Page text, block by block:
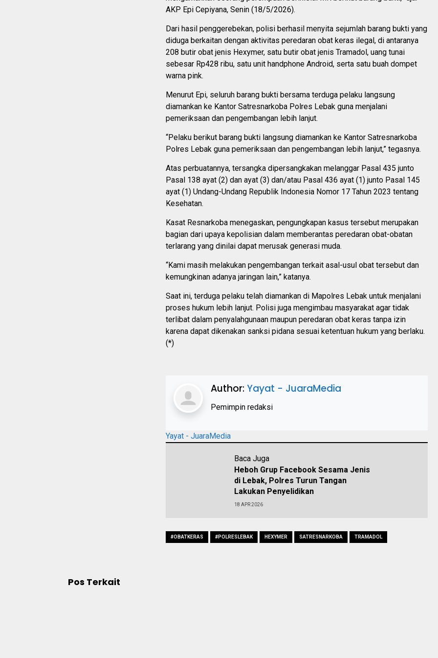
AKP Epi Cepiyana, Senin (18/5/2026).
Dari hasil penggerebekan, polisi berhasil menyita sejumlah barang bukti yang
diduga berkaitan dengan aktivitas peredaran obat keras ilegal, di antaranya
208 butir obat jenis Hexymer, satu butir obat jenis Tramadol, uang tunai
sebesar Rp428 ribu, satu unit handphone Android, serta satu buah dompet
warna pink.
Menurut Epi, seluruh barang bukti bersama terduga pelaku langsung
diamankan ke Kantor Satresnarkoba Polres Lebak guna menjalani
pemeriksaan dan pengembangan lebih lanjut.
“Pelaku berikut barang bukti langsung diamankan ke Kantor Satresnarkoba
Polres Lebak guna pemeriksaan dan pengembangan lebih lanjut,” tegasnya.
Atas perbuatannya, tersangka dipersangkakan melanggar Pasal 435 junto
Pasal 138 ayat (2) dan ayat (3) dan/atau Pasal 436 ayat (1) junto Pasal 145
ayat (1) Undang-Undang Republik Indonesia Nomor 17 Tahun 2023 tentang
Kesehatan.
Kasat Resnarkoba menegaskan, pengungkapan kasus tersebut merupakan
bagian dari upaya kepolisian dalam memberantas peredaran obat-obatan
terlarang yang dinilai dapat merusak generasi muda.
“Kami masih melakukan pengembangan terkait asal-usul obat tersebut dan
kemungkinan adanya jaringan lain,” katanya.
Saat ini, terduga pelaku telah diamankan di Mapolres Lebak untuk menjalani
proses hukum lebih lanjut. Polisi juga mengimbau masyarakat agar tidak
terlibat dalam penyalahgunaan maupun peredaran obat keras tanpa izin
karena dapat dikenakan sanksi pidana sesuai ketentuan hukum yang berlaku.
(*)
Author:Yayat - JuaraMedia
Pemimpin redaksi
Yayat - JuaraMedia
Baca Juga
Heboh Grup Facebook Sesama Jenis
di Lebak, Polres Turun Tangan
Lakukan Penyelidikan
18 APR 2026
#OBATKERAS #POLRESLEBAK HEXYMER SATRESNARKOBA TRAMADOL
Pos Terkait